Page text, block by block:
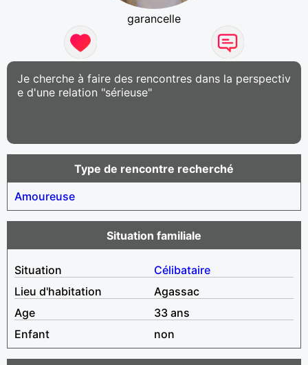
garancelle
Je cherche à faire des rencontres dans la perspectiv
e d'une relation "sérieuse"
Type de rencontre recherché
Amoureuse
Situation familiale
Situation
Célibataire
Lieu d'habitation
Agassac
Age
33 ans
Enfant
non